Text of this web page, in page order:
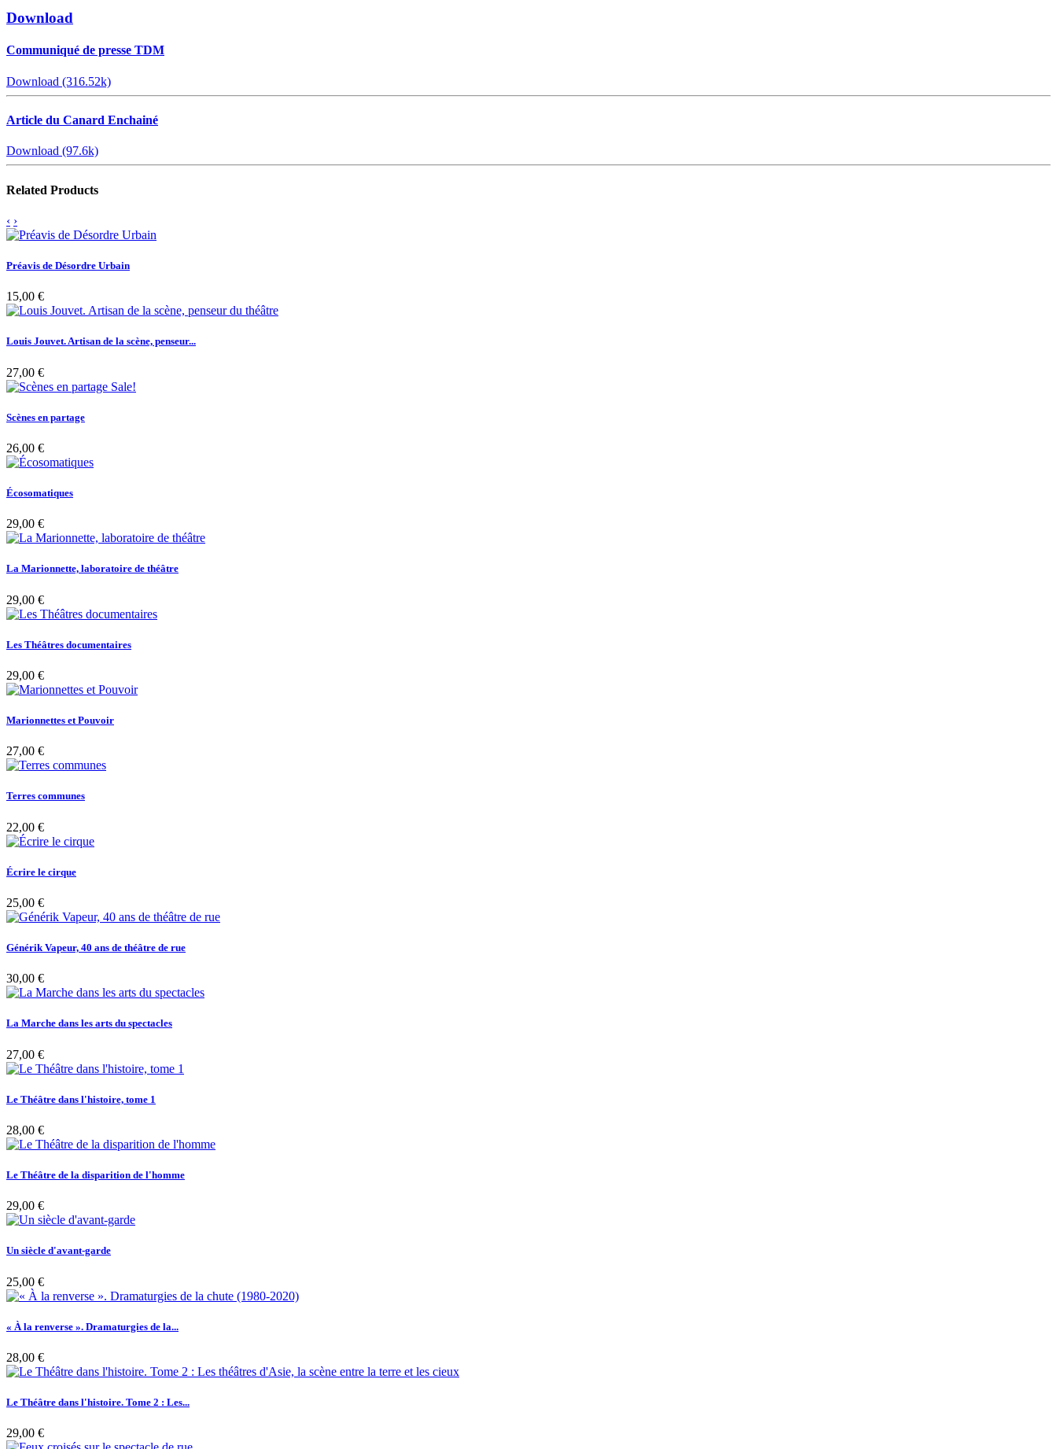
Download
Communiqué de presse TDM
Download (316.52k)
Article du Canard Enchainé
Download (97.6k)
Related Products
‹ ›
Préavis de Désordre Urbain
15,00 €
Louis Jouvet. Artisan de la scène, penseur...
27,00 €
Sale!
Scènes en partage
26,00 €
Écosomatiques
29,00 €
La Marionnette, laboratoire de théâtre
29,00 €
Les Théâtres documentaires
29,00 €
Marionnettes et Pouvoir
27,00 €
Terres communes
22,00 €
Écrire le cirque
25,00 €
Générik Vapeur, 40 ans de théâtre de rue
30,00 €
La Marche dans les arts du spectacles
27,00 €
Le Théâtre dans l'histoire, tome 1
28,00 €
Le Théâtre de la disparition de l'homme
29,00 €
Un siècle d'avant-garde
25,00 €
« À la renverse ». Dramaturgies de la...
28,00 €
Le Théâtre dans l'histoire. Tome 2 : Les...
29,00 €